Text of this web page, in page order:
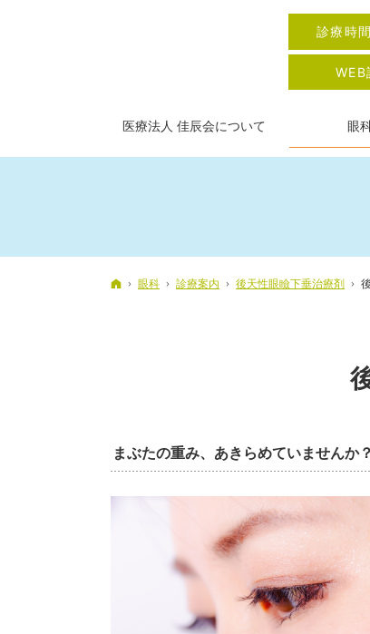
ホーム
眼科 診療案内 後天性眼瞼下垂治療剤
まぶたの重み、あきらめていませんか？
診療時
WEB
医療法人 佳辰会について 眼